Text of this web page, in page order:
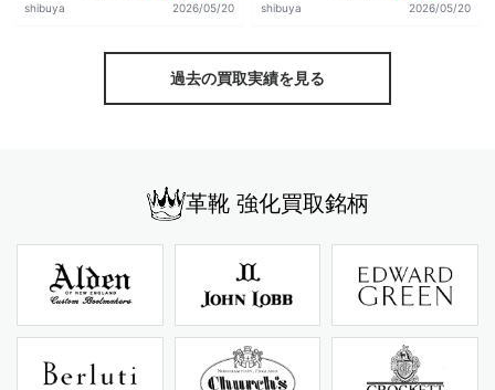
shibuya 2026/05/20 shibuya 2026/05/20
過去の買取実績を見る
革靴 強化買取銘柄